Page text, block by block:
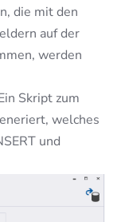
die mit den
auf der
werden
Skript zum
welches
und